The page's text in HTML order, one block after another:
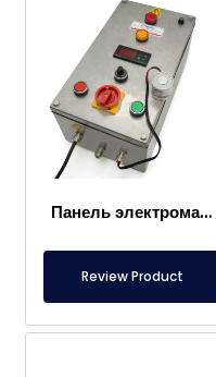
Панель электромагнита
Review Product